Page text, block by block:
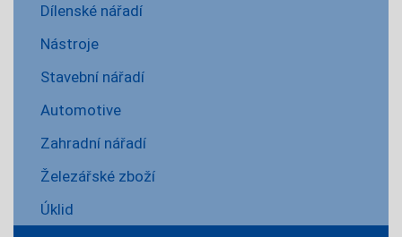
Dílenské nářadí
Nástroje
Stavební nářadí
Automotive
Zahradní nářadí
Železářské zboží
Úklid